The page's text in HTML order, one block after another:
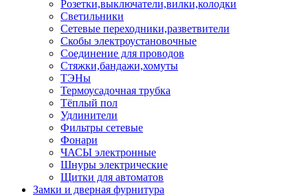
Розетки,выключатели,вилки,колодки
Светильники
Сетевые переходники,разветвители
Скобы электроустановочные
Соединение для проводов
Стяжки,бандажи,хомуты
ТЭНы
Термоусадочная трубка
Тёплый пол
Удлинители
Фильтры сетевые
Фонари
ЧАСЫ электронные
Шнуры электрические
Щитки для автоматов
Замки и дверная фурнитура